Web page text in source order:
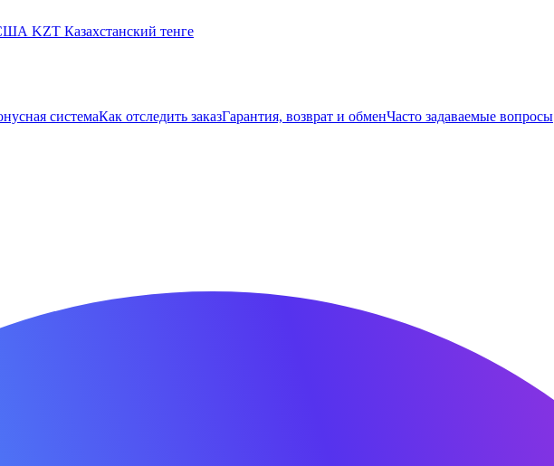
KZT Казахстанский тенге
системаКак отследить заказГарантия, возврат и обменЧасто задаваемые вопросы